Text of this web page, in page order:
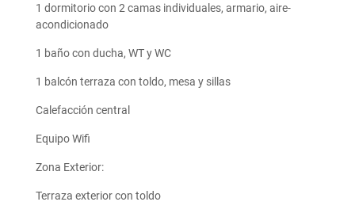
1 dormitorio con 2 camas individuales, armario, aire-
acondicionado
1 baño con ducha, WT y WC
1 balcón terraza con toldo, mesa y sillas
Calefacción central
Equipo Wifi
Zona Exterior:
Terraza exterior con toldo